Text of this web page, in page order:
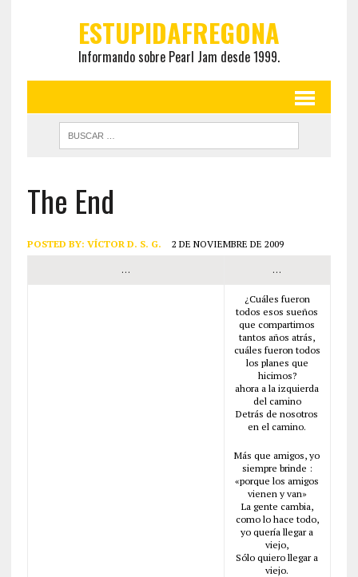
ESTUPIDAFREGONA
Informando sobre Pearl Jam desde 1999.
The End
POSTED BY: VÍCTOR D. S. G. 2 DE NOVIEMBRE DE 2009
… …
¿Cuáles fueron
todos esos sueños
que compartimos
tantos años atrás,
cuáles fueron todos
los planes que
hicimos?
ahora a la izquierda
del camino
Detrás de nosotros
en el camino.
Más que amigos, yo
siempre brinde :
«porque los amigos
vienen y van»
La gente cambia,
como lo hace todo,
yo quería llegar a
viejo,
Sólo quiero llegar a
viejo.